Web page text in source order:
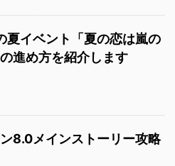
夏イベント「夏の恋は嵐の
進め方を紹介します
8.0メインストーリー攻略